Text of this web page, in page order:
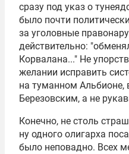
сразу под указ о
было почти
за уголовные
действительно:
Корвалана..." Не
желании исправить
на туманном Альбионе,
Березовским, а не
Конечно, не столь
ну одного олигарха
было неповадно. Всех